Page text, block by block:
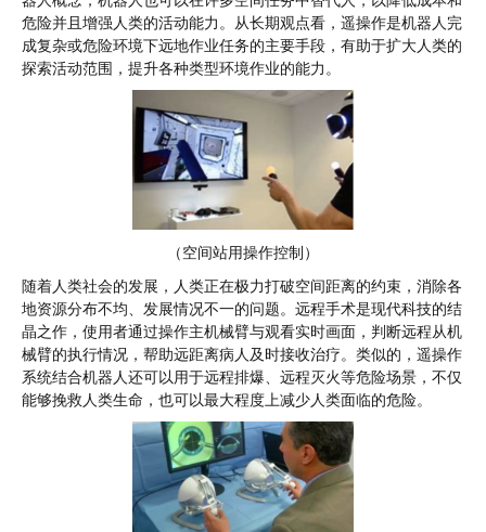
危险并且增强人类的活动能力。从长期观点看，遥操作是机器人完
成复杂或危险环境下远地作业任务的主要手段，有助于扩大人类的
探索活动范围，提升各种类型环境作业的能力。
（空间站用操作控制）
随着人类社会的发展，人类正在极力打破空间距离的约束，消除各
地资源分布不均、发展情况不一的问题。远程手术是现代科技的结
晶之作，使用者通过操作主机械臂与观看实时画面，判断远程从机
械臂的执行情况，帮助远距离病人及时接收治疗。类似的，遥操作
系统结合机器人还可以用于远程排爆、远程灭火等危险场景，不仅
能够挽救人类生命，也可以最大程度上减少人类面临的危险。